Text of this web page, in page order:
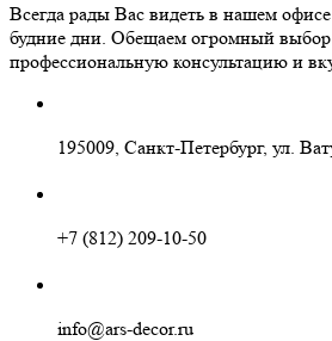
Всегда рады Вас видеть в нашем
будние дни. Обещаем огромный
профессиональную консультацию и
195009, Санкт-Петербург, ул.
+7 (812) 209-10-50
info@ars-decor.ru